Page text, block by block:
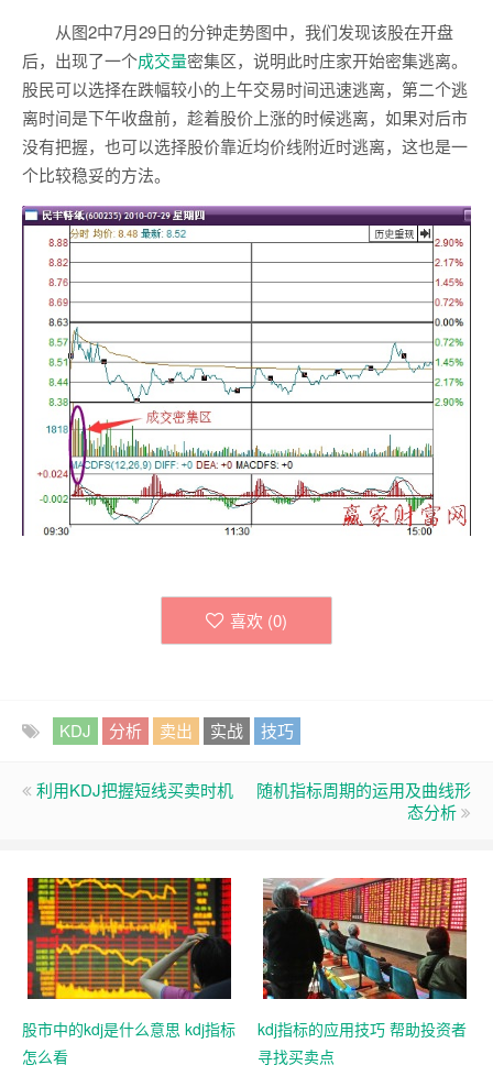
从图2中7月29日的分钟走势图中，我们发现该股在开盘
后，出现了一个成交量密集区，说明此时庄家开始密集逃离。
股民可以选择在跌幅较小的上午交易时间迅速逃离，第二个逃
离时间是下午收盘前，趁着股价上涨的时候逃离，如果对后市
没有把握，也可以选择股价靠近均价线附近时逃离，这也是一
个比较稳妥的方法。
喜欢 (0)
KDJ 分析 卖出 实战 技巧
利用KDJ把握短线买卖时机
随机指标周期的运用及曲线形
态分析
股市中的kdj是什么意思 kdj指标
怎么看
kdj指标的应用技巧 帮助投资者
寻找买卖点